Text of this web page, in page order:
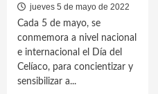
jueves 5 de mayo de 2022
Cada 5 de mayo, se
conmemora a nivel nacional
e internacional el Día del
Celíaco, para concientizar y
sensibilizar a...